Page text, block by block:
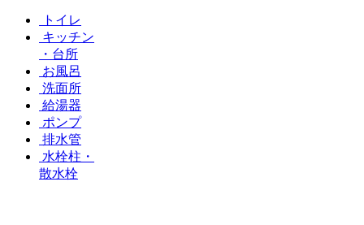
トイレ
キッチン
・台所
お風呂
洗面所
給湯器
ポンプ
排水管
水栓柱・
散水栓